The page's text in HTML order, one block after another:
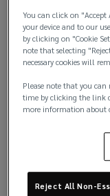
con
equipo
de
Perú
Apellido
You can click on "Accept
your device and to our
by clicking on "Cookie
note that selecting
necessary cookies will
Please note that you can
time by clicking the link
more information about
Reject All Non-